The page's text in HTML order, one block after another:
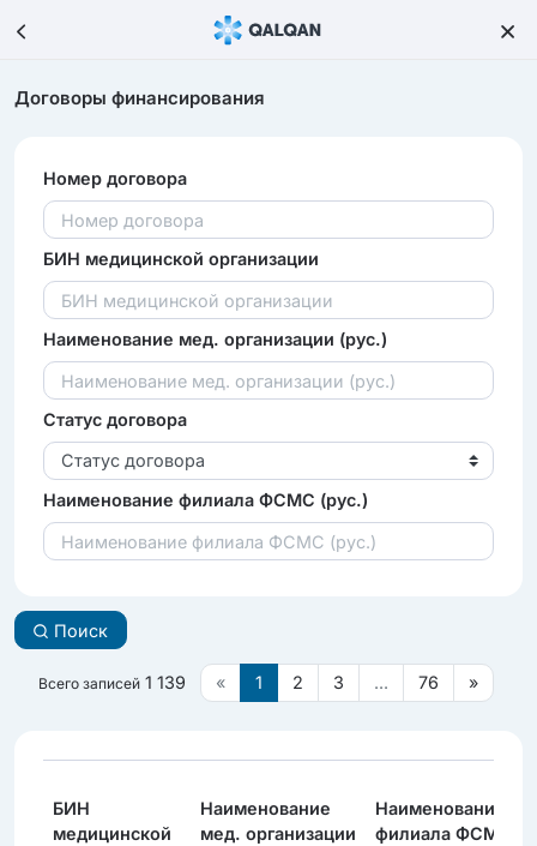
Договоры финансирования
Номер договора
БИН медицинской организации
Наименование мед. организации (рус.)
Статус договора
Статус договора
Наименование филиала ФСМС (рус.)
Поиск
Всего записей 1 139 « 1 2 3 ... 76 »
БИН
медицинской
Наименование
мед. организации
Наименование
филиала ФСМС